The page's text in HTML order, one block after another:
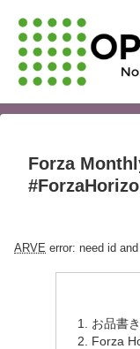
Forza
ARVE error: need id
お品書き
Forza